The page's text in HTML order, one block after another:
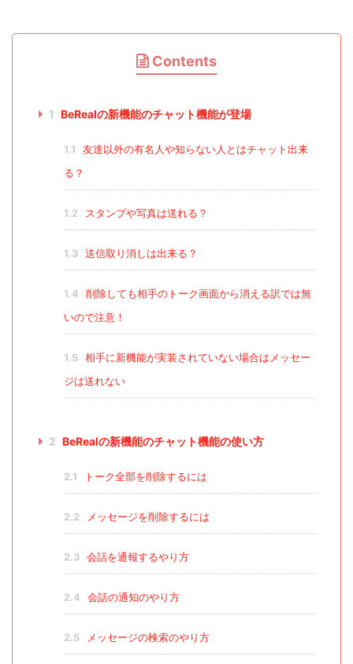
Contents
1 BeRealの新機能のチャット機能が登場
1.1
友達以外の有名人や知らない人とはチャット出来
る？
1.2 スタンプや写真は送れる？
1.3 送信取り消しは出来る？
1.4
削除しても相手のトーク画面から消える訳では無
いので注意！
1.5
相手に新機能が実装されていない場合はメッセー
ジは送れない
2 BeRealの新機能のチャット機能の使い方
2.1 トーク全部を削除するには
2.2 メッセージを削除するには
2.3 会話を通報するやり方
2.4 会話の通知のやり方
2.5 メッセージの検索のやり方